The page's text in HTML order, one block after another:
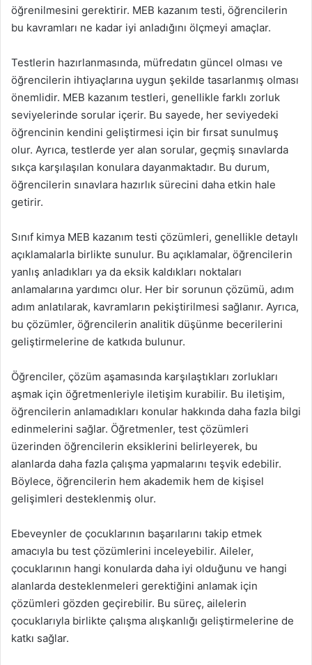
öğrenilmesini gerektirir. MEB kazanım testi, öğrencilerin
bu kavramları ne kadar iyi anladığını ölçmeyi amaçlar.
Testlerin hazırlanmasında, müfredatın güncel olması ve
öğrencilerin ihtiyaçlarına uygun şekilde tasarlanmış olması
önemlidir. MEB kazanım testleri, genellikle farklı zorluk
seviyelerinde sorular içerir. Bu sayede, her seviyedeki
öğrencinin kendini geliştirmesi için bir fırsat sunulmuş
olur. Ayrıca, testlerde yer alan sorular, geçmiş sınavlarda
sıkça karşılaşılan konulara dayanmaktadır. Bu durum,
öğrencilerin sınavlara hazırlık sürecini daha etkin hale
getirir.
Sınıf kimya MEB kazanım testi çözümleri, genellikle detaylı
açıklamalarla birlikte sunulur. Bu açıklamalar, öğrencilerin
yanlış anladıkları ya da eksik kaldıkları noktaları
anlamalarına yardımcı olur. Her bir sorunun çözümü, adım
adım anlatılarak, kavramların pekiştirilmesi sağlanır. Ayrıca,
bu çözümler, öğrencilerin analitik düşünme becerilerini
geliştirmelerine de katkıda bulunur.
Öğrenciler, çözüm aşamasında karşılaştıkları zorlukları
aşmak için öğretmenleriyle iletişim kurabilir. Bu iletişim,
öğrencilerin anlamadıkları konular hakkında daha fazla bilgi
edinmelerini sağlar. Öğretmenler, test çözümleri
üzerinden öğrencilerin eksiklerini belirleyerek, bu
alanlarda daha fazla çalışma yapmalarını teşvik edebilir.
Böylece, öğrencilerin hem akademik hem de kişisel
gelişimleri desteklenmiş olur.
Ebeveynler de çocuklarının başarılarını takip etmek
amacıyla bu test çözümlerini inceleyebilir. Aileler,
çocuklarının hangi konularda daha iyi olduğunu ve hangi
alanlarda desteklenmeleri gerektiğini anlamak için
çözümleri gözden geçirebilir. Bu süreç, ailelerin
çocuklarıyla birlikte çalışma alışkanlığı geliştirmelerine de
katkı sağlar.